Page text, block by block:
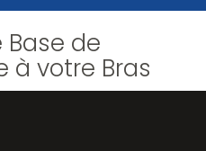
Base de
à votre Bras